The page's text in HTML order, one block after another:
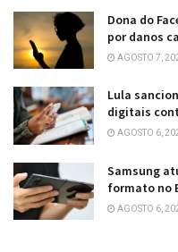
Dona do
por danos
AGOSTO 7,
Lula
digitais
AGOSTO 6,
Samsung
formato no
AGOSTO 6,